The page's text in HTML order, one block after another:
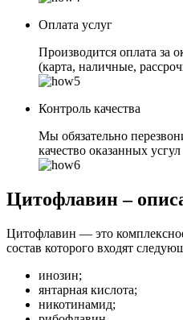
Оплата услуг
Производится оплата за
(карта, наличные,
Контроль качества
Мы обязательно
качество оказанных усгул
Цитофлавин –
Цитофлавин — это
состав которого входят
инозин;
янтарная кислота;
никотинамид;